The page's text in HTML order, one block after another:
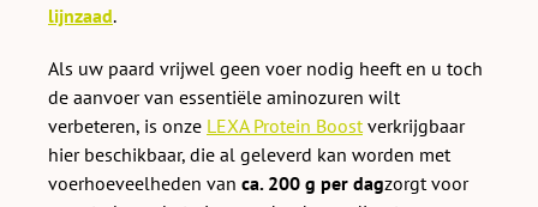
lijnzaad.
Als uw paard vrijwel geen voer nodig heeft en u toch
de aanvoer van essentiële aminozuren wilt
verbeteren, is onze LEXA Protein Boost verkrijgbaar
hier beschikbaar, die al geleverd kan worden met
voerhoeveelheden van ca. 200 g per dagzorgt voor